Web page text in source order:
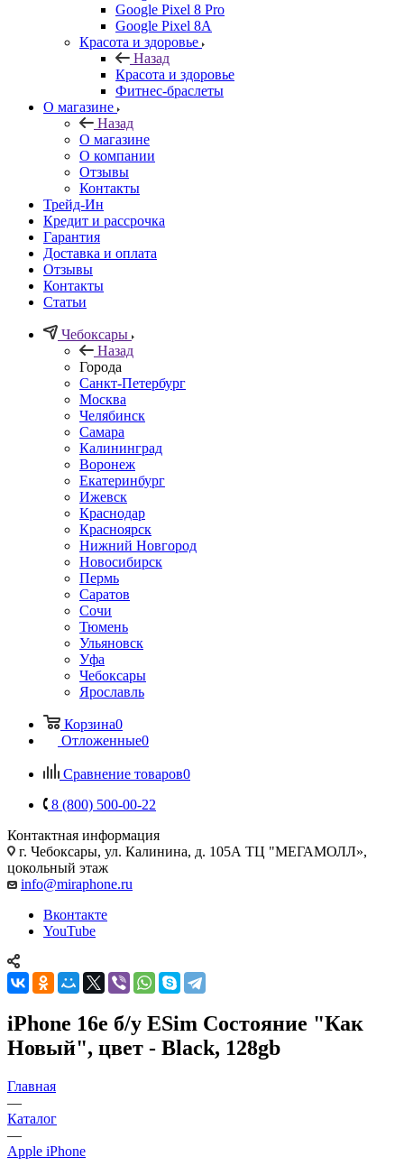
Google Pixel 8 Pro
Google Pixel 8A
Красота и здоровье
Назад
Красота и здоровье
Фитнес-браслеты
О магазине
Назад
О магазине
О компании
Отзывы
Контакты
Трейд-Ин
Кредит и рассрочка
Гарантия
Доставка и оплата
Отзывы
Контакты
Статьи
Чебоксары
Назад
Города
Санкт-Петербург
Москва
Челябинск
Самара
Калининград
Воронеж
Екатеринбург
Ижевск
Краснодар
Красноярск
Нижний Новгород
Новосибирск
Пермь
Саратов
Сочи
Тюмень
Ульяновск
Уфа
Чебоксары
Ярославль
Корзина0
Отложенные0
Сравнение товаров0
8 (800) 500-00-22
Контактная информация
г. Чебоксары, ул. Калинина, д. 105А ТЦ "МЕГАМОЛЛ»,
цокольный этаж
info@miraphone.ru
Вконтакте
YouTube
iPhone 16e б/у ESim Состояние "Как
Новый", цвет - Black, 128gb
Главная
—
Каталог
—
Apple iPhone